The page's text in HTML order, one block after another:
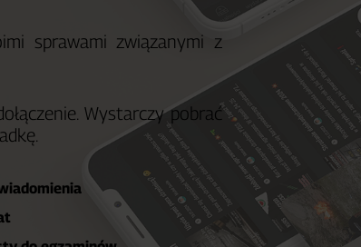
sprawami związanymi z
Wystarczy pobrać